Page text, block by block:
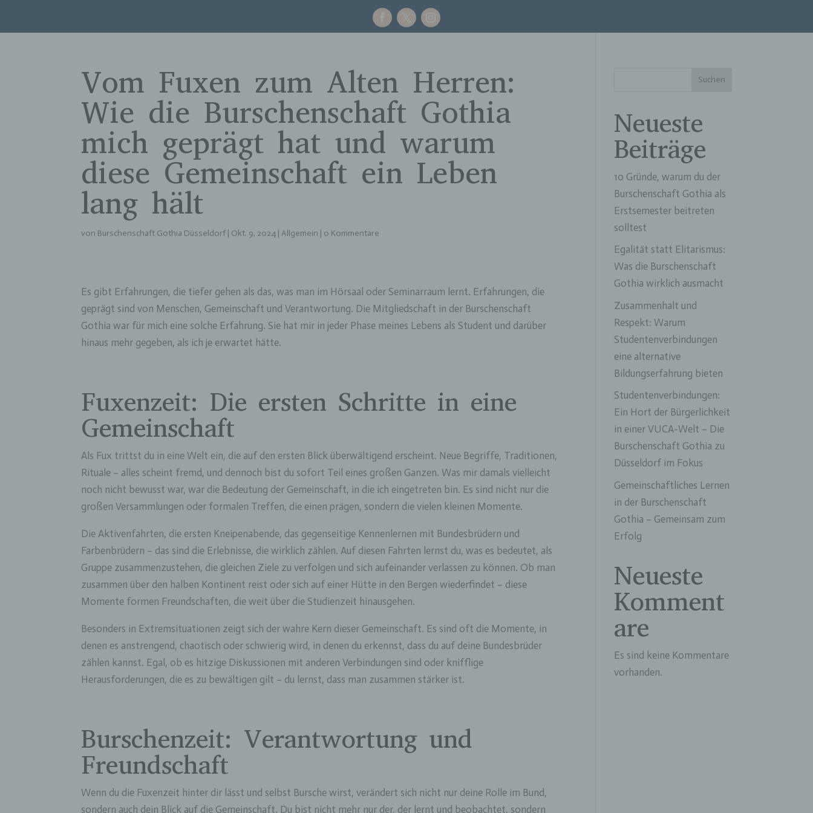
Vom Fuxen zum Alten Herren:
Wie die Burschenschaft Gothia
mich geprägt hat und warum
diese Gemeinschaft ein Leben
lang hält
von Burschenschaft Gothia Düsseldorf| Okt. 9, 2024 |Allgemein | 0 Kommentare
Es gibt Erfahrungen, die tiefer gehen als das, was man im Hörsaal oder Seminarraum lernt. Erfahrungen, die
geprägt sind von Menschen, Gemeinschaft und Verantwortung. Die Mitgliedschaft in der Burschenschaft
Gothia war für mich eine solche Erfahrung. Sie hat mir in jeder Phase meines Lebens als Student und darüber
hinaus mehr gegeben, als ich je erwartet hätte.
Fuxenzeit: Die ersten Schritte in eine
Gemeinschaft
Als Fux trittst du in eine Welt ein, die auf den ersten Blick überwältigend erscheint. Neue Begriffe, Traditionen,
Rituale – alles scheint fremd, und dennoch bist du sofort Teil eines großen Ganzen. Was mir damals vielleicht
noch nicht bewusst war, war die Bedeutung der Gemeinschaft, in die ich eingetreten bin. Es sind nicht nur die
großen Versammlungen oder formalen Treffen, die einen prägen, sondern die vielen kleinen Momente.
Die Aktivenfahrten, die ersten Kneipenabende, das gegenseitige Kennenlernen mit Bundesbrüdern und
Farbenbrüdern – das sind die Erlebnisse, die wirklich zählen. Auf diesen Fahrten lernst du, was es bedeutet, als
Gruppe zusammenzustehen, die gleichen Ziele zu verfolgen und sich aufeinander verlassen zu können. Ob man
zusammen über den halben Kontinent reist oder sich auf einer Hütte in den Bergen wiederfindet – diese
Momente formen Freundschaften, die weit über die Studienzeit hinausgehen.
Besonders in Extremsituationen zeigt sich der wahre Kern dieser Gemeinschaft. Es sind oft die Momente, in
denen es anstrengend, chaotisch oder schwierig wird, in denen du erkennst, dass du auf deine Bundesbrüder
zählen kannst. Egal, ob es hitzige Diskussionen mit anderen Verbindungen sind oder knifflige
Herausforderungen, die es zu bewältigen gilt – du lernst, dass man zusammen stärker ist.
Burschenzeit: Verantwortung und
Freundschaft
Wenn du die Fuxenzeit hinter dir lässt und selbst Bursche wirst, verändert sich nicht nur deine Rolle im Bund,
sondern auch dein Blick auf die Gemeinschaft. Du bist nicht mehr nur der, der lernt und beobachtet, sondern
Suchen
Neueste
Beiträge
10 Gründe, warum du der
Burschenschaft Gothia als
Erstsemester beitreten
solltest
Egalität statt Elitarismus:
Was die Burschenschaft
Gothia wirklich ausmacht
Zusammenhalt und
Respekt: Warum
Studentenverbindungen
eine alternative
Bildungserfahrung bieten
Studentenverbindungen:
Ein Hort der Bürgerlichkeit
in einer VUCA-Welt – Die
Burschenschaft Gothia zu
Düsseldorf im Fokus
Gemeinschaftliches Lernen
in der Burschenschaft
Gothia – Gemeinsam zum
Erfolg
Neueste
Komment
are
Es sind keine Kommentare
vorhanden.